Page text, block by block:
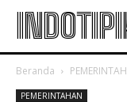
Beranda
PEMERINTAHAN